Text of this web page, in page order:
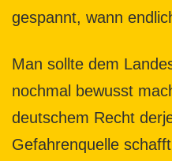
gespannt, wann
Man sollte dem
nochmal bewusst
deutschem Recht
Gefahrenquelle